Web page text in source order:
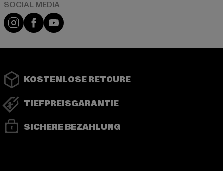
Instagram
FacebookYouTube
KOSTENLOSE RETOURE
TIEFPREISGARANTIE
SICHERE BEZAHLUNG